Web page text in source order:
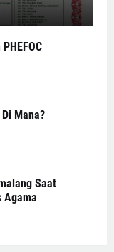
Mana?
Saat
Agama